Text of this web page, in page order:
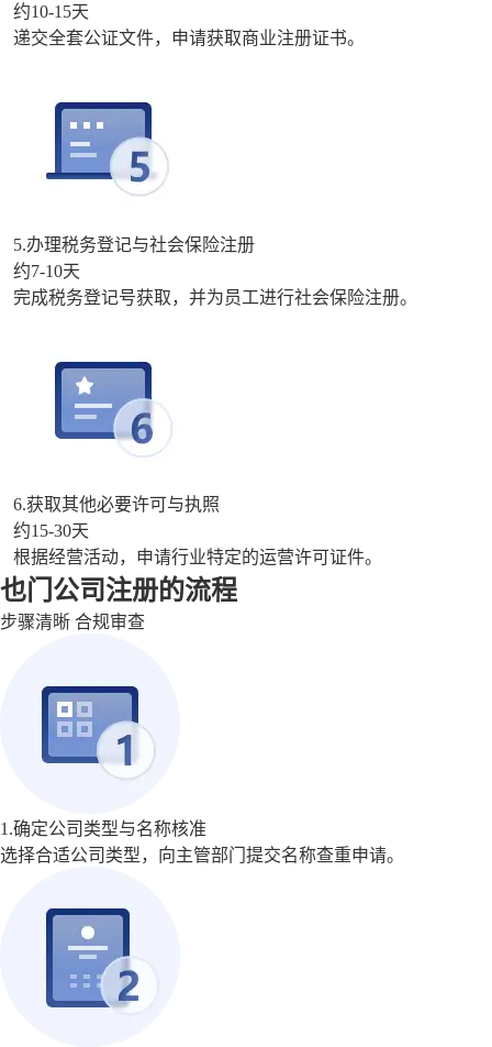
约10-15天
递交全套公证文件，申请获取商业注册证书。
5.办理税务登记与社会保险注册
约7-10天
完成税务登记号获取，并为员工进行社会保险注册。
6.获取其他必要许可与执照
约15-30天
根据经营活动，申请行业特定的运营许可证件。
也门公司注册的流程
步骤清晰 合规审查
1.确定公司类型与名称核准
选择合适公司类型，向主管部门提交名称查重申请。